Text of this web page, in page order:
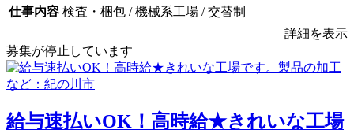
仕事内容 検査・梱包 / 機械系工場 / 交替制
詳細を表示
募集が停止しています
給与速払いOK！高時給★きれいな工場